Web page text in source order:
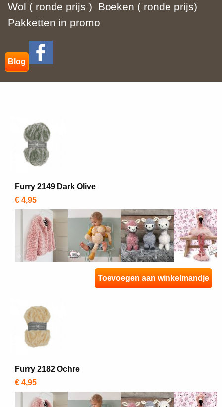
Wol ( ronde prijs )
Boeken ( ronde prijs)
Pakketten in promo
Blog
Furry 2149 Dark Olive
€ 4,95
Toevoegen aan winkelmandje
Furry 2182 Ochre
€ 4,95